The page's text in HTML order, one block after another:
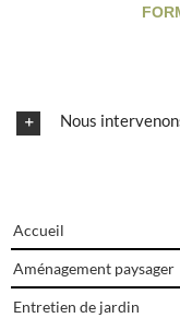
Nous
Accueil
Aménagement paysager
Entretien de jardin